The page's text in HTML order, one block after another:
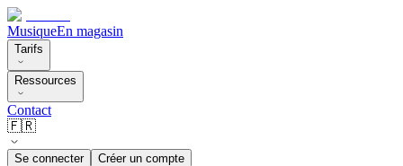
MusiqueEn magasin
Tarifs
Ressources
Contact
🇫🇷
Se connecter Créer un compte